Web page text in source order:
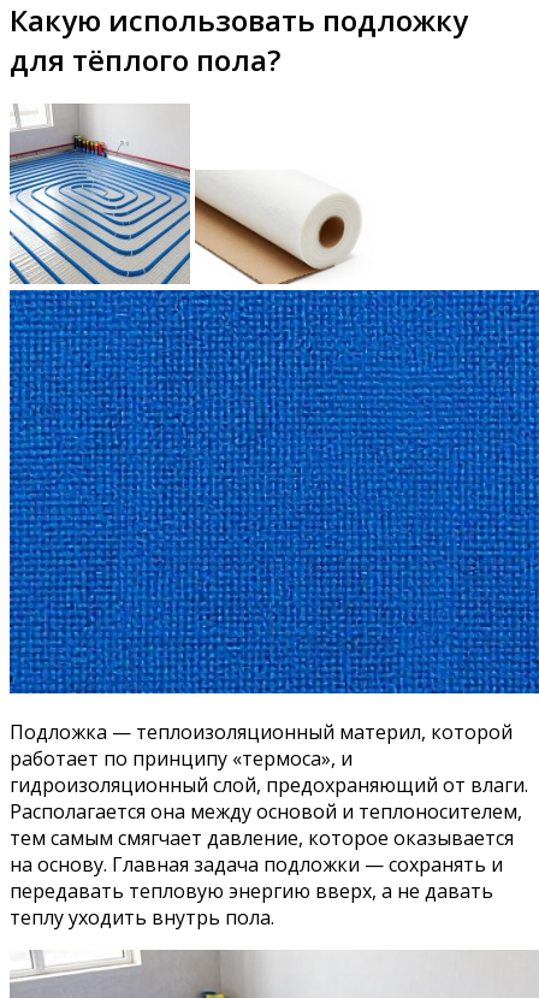
Какую использовать подложку
для тёплого пола?
Подложка — теплоизоляционный материл, которой
работает по принципу «термоса», и
гидроизоляционный слой, предохраняющий от влаги.
Располагается она между основой и теплоносителем,
тем самым смягчает давление, которое оказывается
на основу. Главная задача подложки — сохранять и
передавать тепловую энергию вверх, а не давать
теплу уходить внутрь пола.